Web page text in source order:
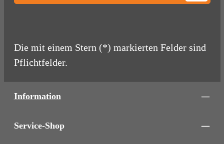
Die mit einem Stern (*) markierten Felder sind
Pflichtfelder.
Information
Service-Shop